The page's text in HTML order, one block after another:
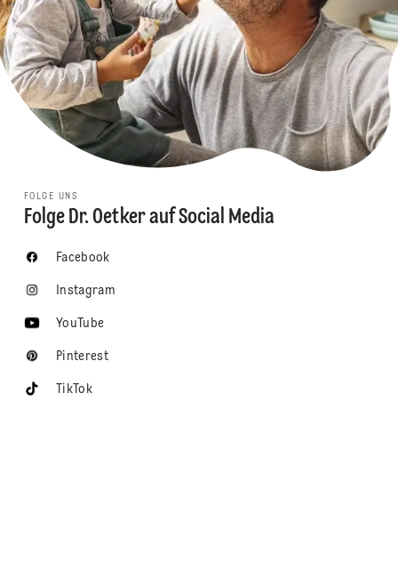
FOLGE UNS
Folge Dr. Oetker auf Social Media
Facebook
Instagram
YouTube
Pinterest
TikTok